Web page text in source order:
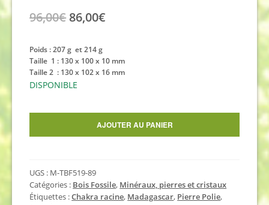
96,00€ Le
initial
était :
96,00€.
86,00€
actuel
est :
Poids : 207 g et 214 g
Taille 1 : 130 x 100 x 10 mm
Taille 2 : 130 x 102 x 16 mm
DISPONIBLE
tranches
de
bois
AJOUTER AU PANIER
UGS : M-TBF519-89
Catégories : Bois Fossile, Minéraux, pierres et cristaux
Étiquettes :Chakra racine, Madagascar, Pierre Polie,